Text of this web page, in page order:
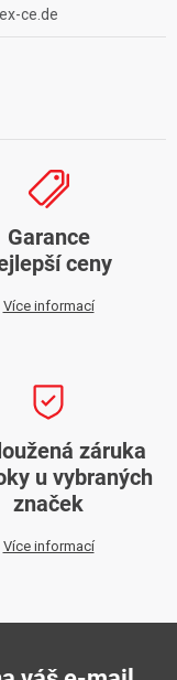
ce.de
Garance
ceny
Více informací
záruka
u vybraných
značek
Více informací